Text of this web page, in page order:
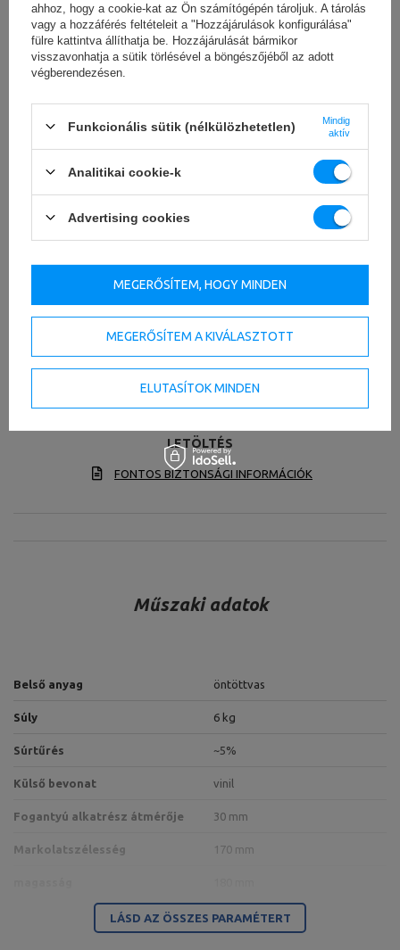
LETÖLTÉS
FONTOS BIZTONSÁGI INFORMÁCIÓK
Műszaki adatok
Belső anyag öntöttvas
Súly 6 kg
Súrtűrés ~5%
Külső bevonat vinil
Fogantyú alkatrész átmérője 30 mm
Markolatszélesség 170 mm
LÁSD AZ ÖSSZES PARAMÉTERT
ahhoz, hogy a cookie-kat az Ön számítógépén tároljuk. A tárolás
vagy a hozzáférés feltételeit a "Hozzájárulások konfigurálása"
fülre kattintva állíthatja be. Hozzájárulását bármikor
visszavonhatja a sütik törlésével a böngészőjéből az adott
végberendezésen.
Funkcionális sütik (nélkülözhetetlen)
Mindig
aktív
Analitikai cookie-k
Advertising cookies
MEGERŐSÍTEM A KIVÁLASZTOTT
ELUTASÍTOK MINDEN
MEGERŐSÍTEM, HOGY MINDEN